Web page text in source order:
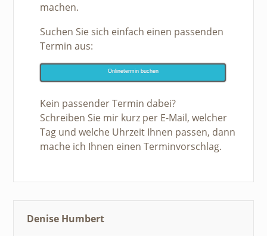
machen.
Suchen Sie sich einfach einen passenden
Termin aus:
Onlinetermin buchen
Kein passender Termin dabei?
Schreiben Sie mir kurz per E-Mail, welcher
Tag und welche Uhrzeit Ihnen passen, dann
mache ich Ihnen einen Terminvorschlag.
Denise Humbert